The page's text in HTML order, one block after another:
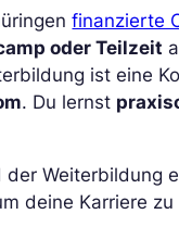
finanzierte
oder Teilzeit
ist eine
. Du lernst
Weiterbildung
deine Karriere